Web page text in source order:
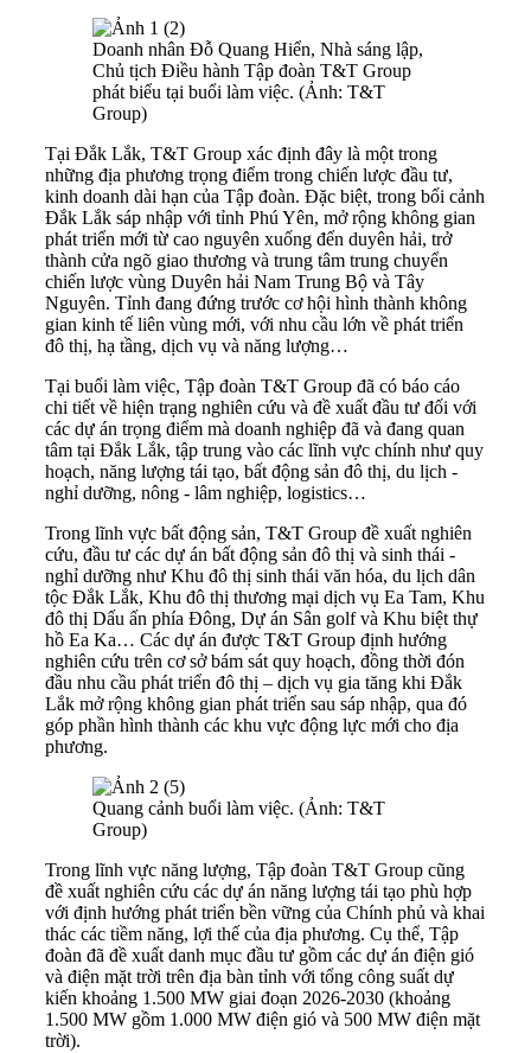
Doanh nhân Đỗ Quang Hiển, Nhà sáng lập,
Chủ tịch Điều hành Tập đoàn T&T Group
phát biểu tại buổi làm việc. (Ảnh: T&T
Group)
Tại Đắk Lắk, T&T Group xác định đây là một trong
những địa phương trọng điểm trong chiến lược đầu tư,
kinh doanh dài hạn của Tập đoàn. Đặc biệt, trong bối cảnh
Đắk Lắk sáp nhập với tỉnh Phú Yên, mở rộng không gian
phát triển mới từ cao nguyên xuống đến duyên hải, trở
thành cửa ngõ giao thương và trung tâm trung chuyển
chiến lược vùng Duyên hải Nam Trung Bộ và Tây
Nguyên. Tỉnh đang đứng trước cơ hội hình thành không
gian kinh tế liên vùng mới, với nhu cầu lớn về phát triển
đô thị, hạ tầng, dịch vụ và năng lượng…
Tại buổi làm việc, Tập đoàn T&T Group đã có báo cáo
chi tiết về hiện trạng nghiên cứu và đề xuất đầu tư đối với
các dự án trọng điểm mà doanh nghiệp đã và đang quan
tâm tại Đắk Lắk, tập trung vào các lĩnh vực chính như quy
hoạch, năng lượng tái tạo, bất động sản đô thị, du lịch -
nghỉ dưỡng, nông - lâm nghiệp, logistics…
Trong lĩnh vực bất động sản, T&T Group đề xuất nghiên
cứu, đầu tư các dự án bất động sản đô thị và sinh thái -
nghỉ dưỡng như Khu đô thị sinh thái văn hóa, du lịch dân
tộc Đắk Lắk, Khu đô thị thương mại dịch vụ Ea Tam, Khu
đô thị Dấu ấn phía Đông, Dự án Sân golf và Khu biệt thự
hồ Ea Ka… Các dự án được T&T Group định hướng
nghiên cứu trên cơ sở bám sát quy hoạch, đồng thời đón
đầu nhu cầu phát triển đô thị – dịch vụ gia tăng khi Đắk
Lắk mở rộng không gian phát triển sau sáp nhập, qua đó
góp phần hình thành các khu vực động lực mới cho địa
phương.
Quang cảnh buổi làm việc. (Ảnh: T&T
Group)
Trong lĩnh vực năng lượng, Tập đoàn T&T Group cũng
đề xuất nghiên cứu các dự án năng lượng tái tạo phù hợp
với định hướng phát triển bền vững của Chính phủ và khai
thác các tiềm năng, lợi thế của địa phương. Cụ thể, Tập
đoàn đã đề xuất danh mục đầu tư gồm các dự án điện gió
và điện mặt trời trên địa bàn tỉnh với tổng công suất dự
kiến khoảng 1.500 MW giai đoạn 2026-2030 (khoảng
1.500 MW gồm 1.000 MW điện gió và 500 MW điện mặt
trời).